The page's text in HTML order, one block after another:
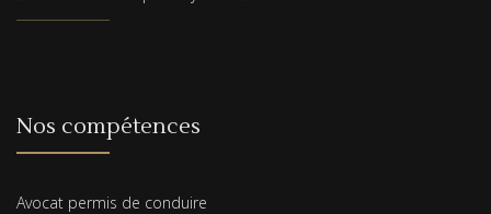
Nos compétences
Avocat permis de conduire